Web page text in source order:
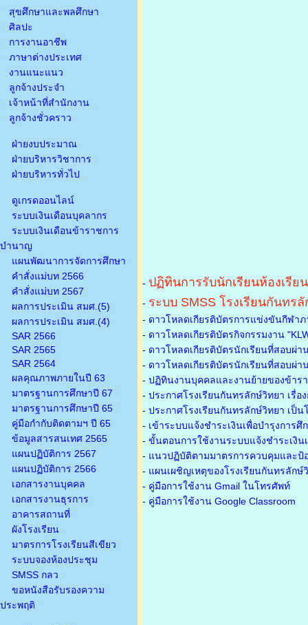
สุขศึกษาและพลศึกษา
ศิลปะ
การงานอาชีพ
ภาษาต่างประเทศ
งานแนะแนว
ลูกจ้างประจำ
เจ้าหน้าที่สำนักงาน
ลูกจ้างชั่วคราว
ฝ่ายงบประมาณ
ฝ่ายบริหารวิชาการ
ฝ่ายบริหารทั่วไป
ดูเกรดออนไลน์
ระบบเงินเดือนบุคลากร
ระบบเงินเดือนข้าราชการ
บำนาญ
แผนพัฒนาการจัดการศึกษา
คำสั่งแม่บท 2566
คำสั่งแม่บท 2567
ผลการประเมิน สมศ.(5)
ผลการประเมิน สมศ.(4)
SAR 2566
SAR 2565
SAR 2564
ผลคุณภาพภายในปี 63
มาตรฐานการศึกษาปี 67
มาตรฐานการศึกษาปี 65
คู่มือกำกับติดตามฯ ปี 65
ข้อมูลสารสนเทศ 2565
แผนปฏิบัติการ 2567
แผนปฏิบัติการ 2566
เอกสารงานบุคคล
เอกสารงานธุรการ
อาคารสถานที่
ผังโรงเรียน
มาตรการโรงเรียนสีเขียว
ระบบจองห้องประชุม
SMSS กลว
ขอหนังสือรับรองความ
ประพฤติ
- ปฏิทินการรับนักเรียนห้องเรีย
- ระบบ SMSS โรงเรียนกันทร
- ดาวโหลดเกียรติบัตรการแข่งขันกีฬา
- ดาวโหลดเกียรติบัตรกิจกรรมงาน
- ดาวโหลดเกียรติบัตรนักเรียนที่สอบผ่
- ดาวโหลดเกียรติบัตรนักเรียนที่สอบผ่
- ปฏิทินงานบุคคลและงานย้ายของข้าร
- ประกาศโรงเรียนกันทรลักษ์วิทยา เรื่
- ประกาศโรงเรียนกันทรลักษ์วิทยา เป็
- เข้าระบบแจ้งชำระเงินเพื่อบำรุงการศึ
- ขั้นตอนการใช้งานระบบแจ้งชำระเงิน
- แนวปฏิบัติตามมาตรการควบคุมและป้
- แผนเผชิญเหตุของโรงเรียนกันทรลัก
- คู่มือการใช้งาน Gmail ในโทรศัพท์
- คู่มือการใช้งาน Google Classroom